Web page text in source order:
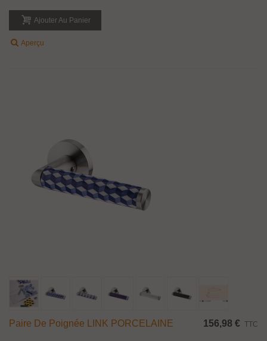
Ajouter Au Panier
Aperçu
Paire De Poignée LINK PORCELAINE 156,98 € TTC